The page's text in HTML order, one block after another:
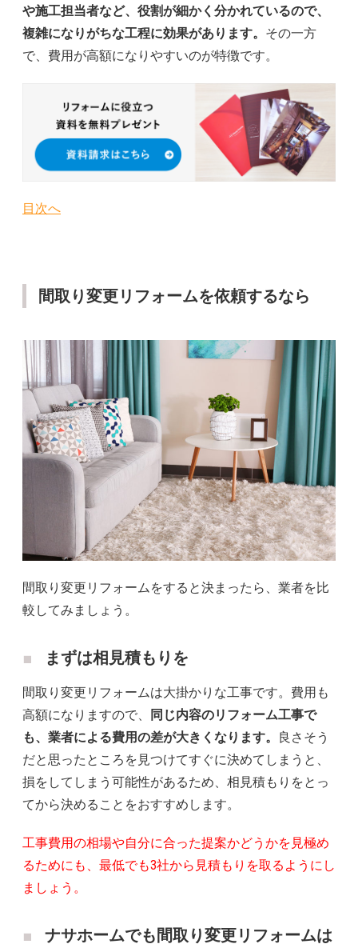
や施工担当者など、役割が細かく分かれているので、
複雑になりがちな工程に効果があります。 その一方
で、費用が高額になりやすいのが特徴です。
目次へ
間取り変更リフォームを依頼するなら
間取り変更リフォームをすると決まったら、業者を比
較してみましょう。
まずは相見積もりを
間取り変更リフォームは大掛かりな工事です。費用も
高額になりますので、
同じ内容のリフォーム工事で
も、業者による費用の差が大きくなります。
良さそう
だと思ったところを見つけてすぐに決めてしまうと、
損をしてしまう可能性があるため、相見積もりをとっ
てから決めることをおすすめします。
工事費用の相場や自分に合った提案かどうかを見極め
るためにも、最低でも3社から見積もりを取るようにし
ましょう。
ナサホームでも間取り変更リフォームは